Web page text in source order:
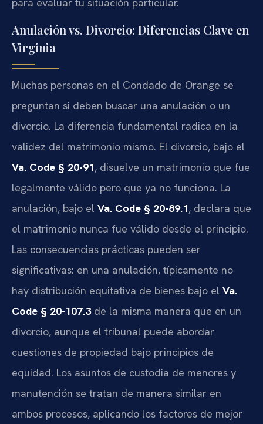
Anulación vs. Divorcio: Diferencias Clave en
Virginia
Muchas personas en el Condado de Orange se
preguntan si deben buscar una anulación o un
divorcio. La diferencia fundamental radica en la
validez del matrimonio mismo. El divorcio, bajo el
Va. Code § 20-91, disuelve un matrimonio que fue
legalmente válido pero que ya no funciona. La
anulación, bajo el Va. Code § 20-89.1, declara que
el matrimonio nunca fue válido desde el principio.
Las consecuencias prácticas pueden ser
significativas: en una anulación, típicamente no
hay distribución equitativa de bienes bajo el Va.
Code § 20-107.3de la misma manera que en un
divorcio, aunque el tribunal puede abordar
cuestiones de propiedad bajo principios de
equidad. Los asuntos de custodia de menores y
manutención se tratan de manera similar en
ambos procesos, aplicando los factores de mejor